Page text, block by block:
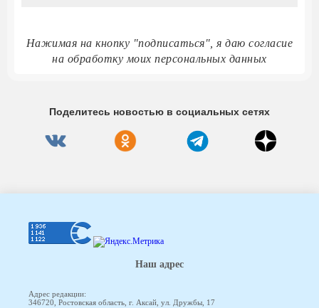
Нажимая на кнопку "подписаться", я даю согласие
на обработку моих персональных данных
Поделитесь новостью в социальных сетях
Наш адрес
Адрес редакции:
346720, Ростовская область, г. Аксай, ул. Дружбы, 17